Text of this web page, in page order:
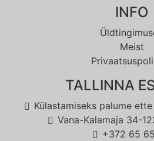
INFO
Meist
TALLINNA
Külastamiseks palume
Vana-Kalamaja 34-
+372 65